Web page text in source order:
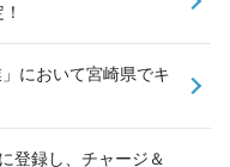
において宮崎県でキ
登録し、チャージ＆